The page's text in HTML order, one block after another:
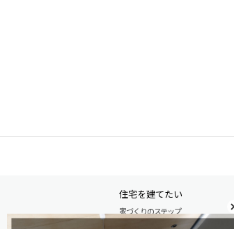
住宅を建てたい
家づくりのステップ
自由設計注文住宅